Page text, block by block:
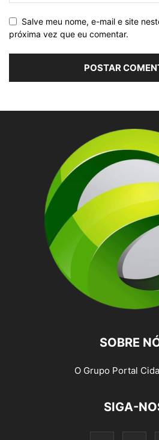
Salve meu nome, e-mail e site
próxima vez que eu comentar.
SOBRE
O Grupo Portal
SIGA-